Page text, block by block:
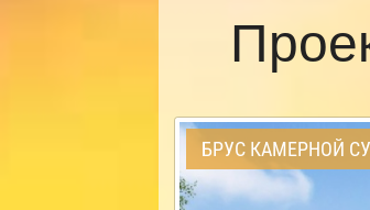
БРУС КАМЕРНОЙ